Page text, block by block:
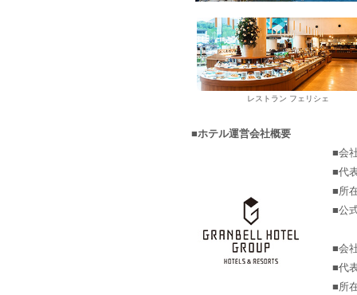
レストラン フェリシェ
■ホテル運営会社概要
■会
■代
■所
■公
■会
■代
■所